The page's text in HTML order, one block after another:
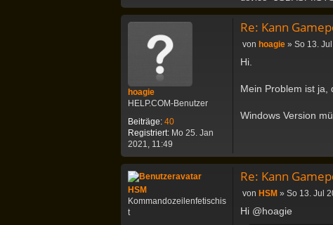
hoagie
HELP.COM-Benutzer
Beiträge: 40
Registriert: Mo 25. Jan
2021, 11:49
Re: Kann
B
i
r
g
von hoagie » So 13.
Hi.
Mein Problem ist ja,
Windows Version
HSM
Kommandozeilenfetischis
t
Re: Kann
B
i
von HSM » So 13. Jul
Hi @hoagie